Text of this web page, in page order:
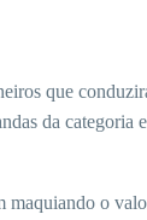
que
da categoria
o